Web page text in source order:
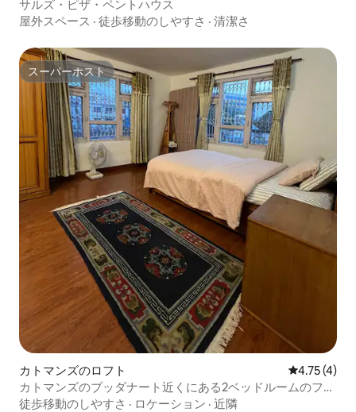
サルズ・ピザ・ペントハウス
屋外スペース · 徒歩移動のしやすさ · 清潔さ
スーパーホスト
スーパーホスト
カトマンズのロフト レビュー4
4.75 (4)
カトマンズのブッダナート近くにある2ベッドルームのフラ
ット
徒歩移動のしやすさ · ロケーション · 近隣